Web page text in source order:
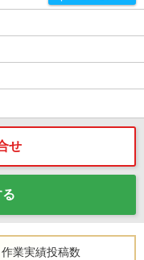
せ
作業実績投稿数